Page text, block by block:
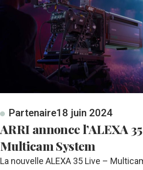
Partenaire18 juin 2024
ARRI annonce l’ALEXA
Multicam System
La nouvelle ALEXA 35 Live –